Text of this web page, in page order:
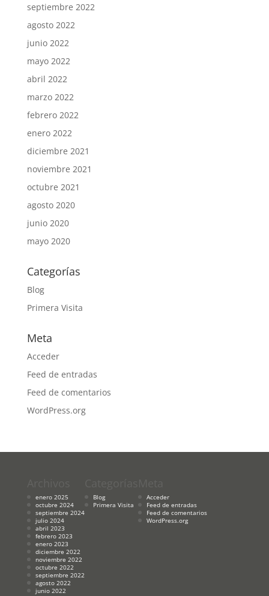
septiembre 2022
agosto 2022
junio 2022
mayo 2022
abril 2022
marzo 2022
febrero 2022
enero 2022
diciembre 2021
noviembre 2021
octubre 2021
agosto 2020
junio 2020
mayo 2020
Categorías
Blog
Primera Visita
Meta
Acceder
Feed de entradas
Feed de comentarios
WordPress.org
enero 2025
octubre 2024
septiembre 2024
julio 2024
abril 2023
febrero 2023
enero 2023
diciembre 2022
noviembre 2022
octubre 2022
septiembre 2022
agosto 2022
junio 2022
Blog
Primera Visita
Acceder
Feed de entradas
Feed de comentarios
WordPress.org